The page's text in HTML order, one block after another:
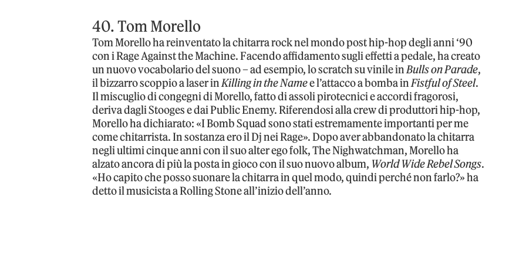
40. Tom Morello
Tom Morello ha reinventato la chitarra rock nel mondo post hip-hop degli anni ‘90
con i Rage Against the Machine. Facendo affidamento sugli effetti a pedale, ha creato
un nuovo vocabolario del suono – ad esempio, lo scratch su vinile inBulls on Parade,
il bizzarro scoppio a laser inKilling in the Namee l’attacco a bomba inFistful of Steel.
Il miscuglio di congegni di Morello, fatto di assoli pirotecnici e accordi fragorosi,
deriva dagli Stooges e dai Public Enemy. Riferendosi alla crew di produttori hip-hop,
Morello ha dichiarato: «I Bomb Squad sono stati estremamente importanti per me
come chitarrista. In sostanza ero il Dj nei Rage». Dopo aver abbandonato la chitarra
negli ultimi cinque anni con il suo alter ego folk, The Nighwatchman, Morello ha
alzato ancora di più la posta in gioco con il suo nuovo album, World Wide Rebel Songs.
«Ho capito che posso suonare la chitarra in quel modo, quindi perché non farlo?» ha
detto il musicista a Rolling Stone all’inizio dell’anno.